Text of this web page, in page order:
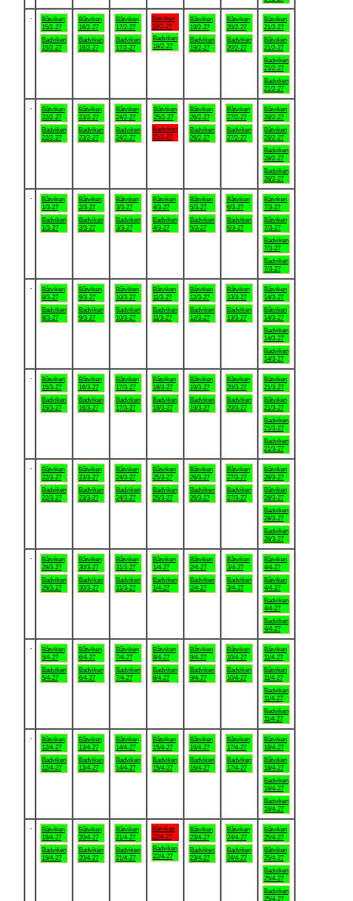
Båtviken
15/2-27
Badviken
15/2-27
Båtviken
16/2-27
Badviken
16/2-27
Båtviken
17/2-27
Badviken
17/2-27
Båtviken
18/2-27
Badviken
18/2-27
Båtviken
19/2-27
Badviken
19/2-27
Båtviken
20/2-27
Badviken
20/2-27
Båtviken
21/2-27
Båtviken
21/2-27
Badviken
21/2-27
Badviken
21/2-27
Båtviken
22/2-27
Badviken
22/2-27
Båtviken
23/2-27
Badviken
23/2-27
Båtviken
24/2-27
Badviken
24/2-27
Båtviken
25/2-27
Badviken
25/2-27
Båtviken
26/2-27
Badviken
26/2-27
Båtviken
27/2-27
Badviken
27/2-27
Båtviken
28/2-27
Båtviken
28/2-27
Badviken
28/2-27
Badviken
28/2-27
Båtviken
1/3-27
Badviken
1/3-27
Båtviken
2/3-27
Badviken
2/3-27
Båtviken
3/3-27
Badviken
3/3-27
Båtviken
4/3-27
Badviken
4/3-27
Båtviken
5/3-27
Badviken
5/3-27
Båtviken
6/3-27
Badviken
6/3-27
Båtviken
7/3-27
Båtviken
7/3-27
Badviken
7/3-27
Badviken
7/3-27
Båtviken
8/3-27
Badviken
8/3-27
Båtviken
9/3-27
Badviken
9/3-27
Båtviken
10/3-27
Badviken
10/3-27
Båtviken
11/3-27
Badviken
11/3-27
Båtviken
12/3-27
Badviken
12/3-27
Båtviken
13/3-27
Badviken
13/3-27
Båtviken
14/3-27
Båtviken
14/3-27
Badviken
14/3-27
Badviken
14/3-27
Båtviken
15/3-27
Badviken
15/3-27
Båtviken
16/3-27
Badviken
16/3-27
Båtviken
17/3-27
Badviken
17/3-27
Båtviken
18/3-27
Badviken
18/3-27
Båtviken
19/3-27
Badviken
19/3-27
Båtviken
20/3-27
Badviken
20/3-27
Båtviken
21/3-27
Båtviken
21/3-27
Badviken
21/3-27
Badviken
21/3-27
Båtviken
22/3-27
Badviken
22/3-27
Båtviken
23/3-27
Badviken
23/3-27
Båtviken
24/3-27
Badviken
24/3-27
Båtviken
25/3-27
Badviken
25/3-27
Båtviken
26/3-27
Badviken
26/3-27
Båtviken
27/3-27
Badviken
27/3-27
Båtviken
28/3-27
Båtviken
28/3-27
Badviken
28/3-27
Badviken
28/3-27
Båtviken
29/3-27
Badviken
29/3-27
Båtviken
30/3-27
Badviken
30/3-27
Båtviken
31/3-27
Badviken
31/3-27
Båtviken
1/4-27
Badviken
1/4-27
Båtviken
2/4-27
Badviken
2/4-27
Båtviken
3/4-27
Badviken
3/4-27
Båtviken
4/4-27
Båtviken
4/4-27
Badviken
4/4-27
Badviken
4/4-27
Båtviken
5/4-27
Badviken
5/4-27
Båtviken
6/4-27
Badviken
6/4-27
Båtviken
7/4-27
Badviken
7/4-27
Båtviken
8/4-27
Badviken
8/4-27
Båtviken
9/4-27
Badviken
9/4-27
Båtviken
10/4-27
Badviken
10/4-27
Båtviken
11/4-27
Båtviken
11/4-27
Badviken
11/4-27
Badviken
11/4-27
Båtviken
12/4-27
Badviken
12/4-27
Båtviken
13/4-27
Badviken
13/4-27
Båtviken
14/4-27
Badviken
14/4-27
Båtviken
15/4-27
Badviken
15/4-27
Båtviken
16/4-27
Badviken
16/4-27
Båtviken
17/4-27
Badviken
17/4-27
Båtviken
18/4-27
Båtviken
18/4-27
Badviken
18/4-27
Badviken
18/4-27
Båtviken
19/4-27
Badviken
19/4-27
Båtviken
20/4-27
Badviken
20/4-27
Båtviken
21/4-27
Badviken
21/4-27
Båtviken
22/4-27
Badviken
22/4-27
Båtviken
23/4-27
Badviken
23/4-27
Båtviken
24/4-27
Badviken
24/4-27
Båtviken
25/4-27
Båtviken
25/4-27
Badviken
25/4-27
Badviken
25/4-27